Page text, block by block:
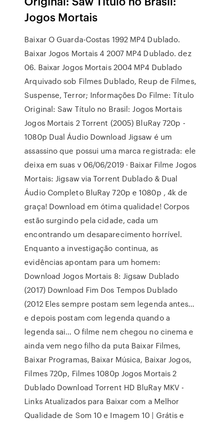
Jogos Mortais
Baixar O Guarda-Costas 1992 MP4 Dublado.
Baixar Jogos Mortais 4 2007 MP4 Dublado. dez
06. Baixar Jogos Mortais 2004 MP4 Dublado
Arquivado sob Filmes Dublado, Reup de Filmes,
Suspense, Terror; Informações Do Filme: Título
Original: Saw Título no Brasil: Jogos Mortais
Jogos Mortais 2 Torrent (2005) BluRay 720p -
1080p Dual Áudio Download Jigsaw é um
assassino que possui uma marca registrada: ele
deixa em suas v 06/06/2019 · Baixar Filme Jogos
Mortais: Jigsaw via Torrent Dublado & Dual
Áudio Completo BluRay 720p e 1080p , 4k de
graça! Download em ótima qualidade! Corpos
estão surgindo pela cidade, cada um
encontrando um desaparecimento horrível.
Enquanto a investigação continua, as
evidências apontam para um homem:
Download Jogos Mortais 8: Jigsaw Dublado
(2017) Download Fim Dos Tempos Dublado
(2012 Eles sempre postam sem legenda antes…
e depois postam com legenda quando a
legenda sai… O filme nem chegou no cinema e
ainda vem nego filho da puta Baixar Filmes,
Baixar Programas, Baixar Música, Baixar Jogos,
Filmes 720p, Filmes 1080p Jogos Mortais 2
Dublado Download Torrent HD BluRay MKV -
Links Atualizados para Baixar com a Melhor
Qualidade de Som 10 e Imagem 10 | Grátis e